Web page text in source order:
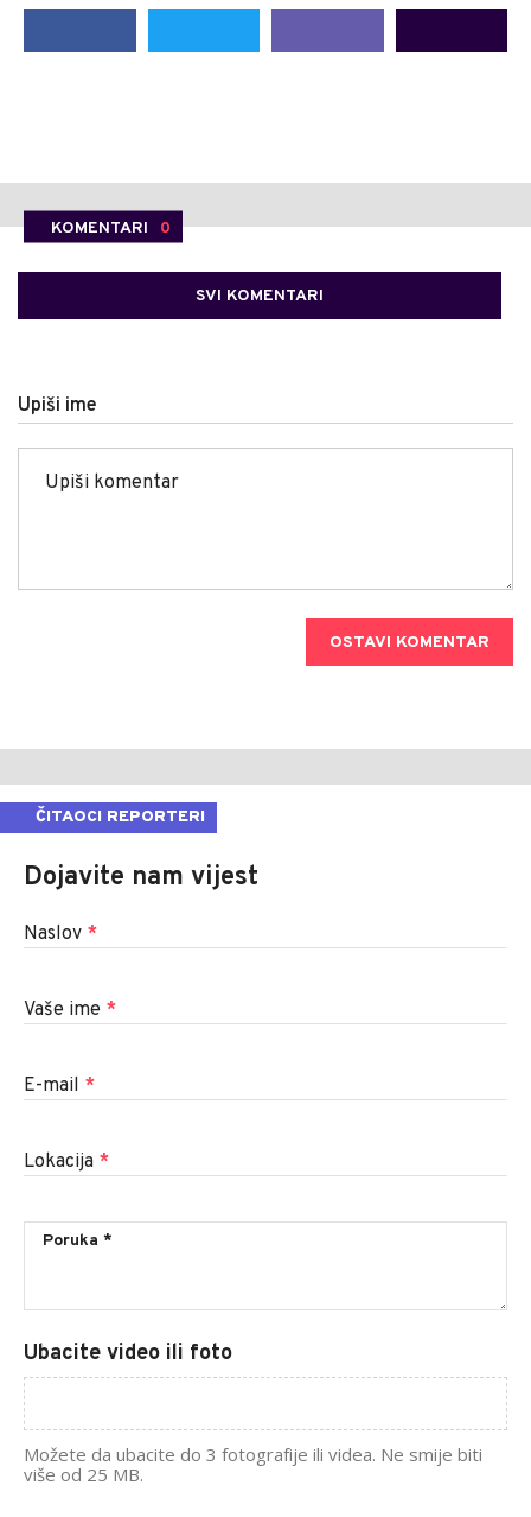
KOMENTARI 0
SVI KOMENTARI
Upiši ime
OSTAVI KOMENTAR
ČITAOCI REPORTERI
Dojavite nam vijest
Naslov *
Vaše ime *
E-mail *
Lokacija *
Ubacite video ili foto
Možete da ubacite do 3 fotografije ili videa. Ne smije biti
više od 25 MB.